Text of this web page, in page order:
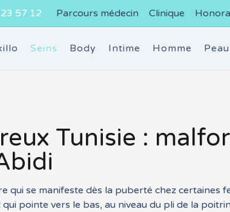
57 12 Parcours médecin Clinique
Seins Body Intime Homme Peau
Tunisie :
se manifeste dès la puberté chez certaines
pointe vers le bas, au niveau du pli de la